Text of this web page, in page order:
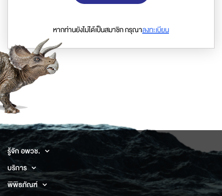
หากท่านยังไม่ได้เป็นสมาชิก กรุณาลงทะเบียน
รู้จัก อพวช.
บริการ
พิพิธภัณฑ์